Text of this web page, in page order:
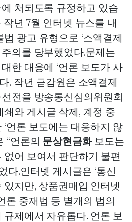
처되도록 규정하고 있습
년 7월 인터넷 뉴스를 내
광고 유형으로 ‘소액결제
의를 당부했었다.문제는
한 대응에 ‘언론 보도가 사
. 작년 금감원은 소액결제
전을 방송통신심의위원회
쇄와 게시글 삭제, 계정 중
언론 보도에는 대응하지 않
“언론의 문상현금화보도는
없어 보여서 판단하기 불편
다.인터넷 게시글은 ‘통신
있지만, 상품권매입 인터넷
론 중재법 등 별개의 법의
규제에서 자유롭다. 언론 보